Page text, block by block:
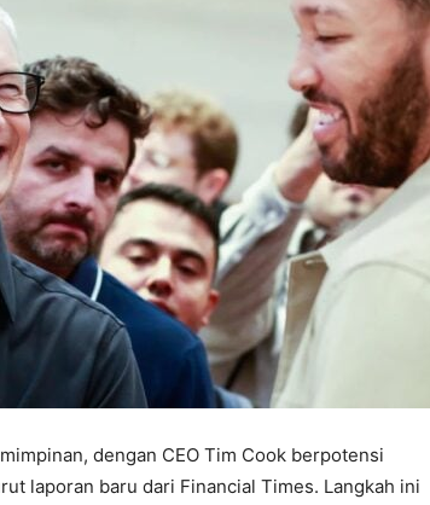
dengan CEO Tim Cook berpotensi
laporan baru dari Financial Times. Langkah ini